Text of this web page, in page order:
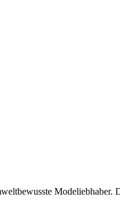
Modeliebhaber.